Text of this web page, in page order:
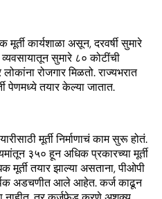
कार्यशाळा असून, दरवर्षी सुमारे
सुमारे ८० कोटींची
रोजगार मिळतो. राज्यभरात
पेणमध्ये तयार केल्या जातात.
मूर्ती निर्माणाचं काम सुरू होतं.
३५० हून अधिक प्रकारच्या मूर्ती
मूर्ती तयार झाल्या असताना, पीओपी
अडचणीत आले आहेत. कर्ज काढून